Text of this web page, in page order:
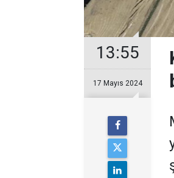
13:55
17 Mayıs 2024